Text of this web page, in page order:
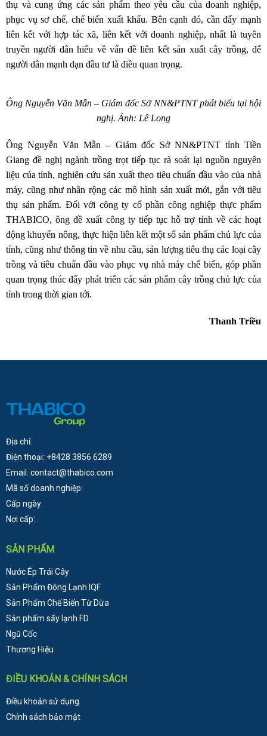
thụ và cung ứng các sản phẩm theo yêu cầu của doanh nghiệp,
phục vụ sơ chế, chế biến xuất khẩu. Bên cạnh đó, cần đẩy mạnh
liên kết với hợp tác xã, liên kết với doanh nghiệp, nhất là tuyên
truyền người dân hiểu về vấn đề liên kết sản xuất cây trồng, để
người dân mạnh dạn đầu tư là điều quan trọng.
Ông Nguyễn Văn Mẫn – Giám đốc Sở NN&PTNT phát biểu tại hội
nghị. Ảnh: Lê Long
Ông Nguyễn Văn Mẫn – Giám đốc Sở NN&PTNT tỉnh Tiền
Giang đề nghị ngành trồng trọt tiếp tục rà soát lại nguồn nguyên
liệu của tỉnh, nghiên cứu sản xuất theo tiêu chuẩn đầu vào của nhà
máy, cũng như nhân rộng các mô hình sản xuất mới, gắn với tiêu
thụ sản phẩm. Đối với công ty cổ phần công nghiệp thực phẩm
THABICO, ông đề xuất công ty tiếp tục hỗ trợ tỉnh về các hoạt
động khuyến nông, thực hiện liên kết một số sản phẩm chủ lực của
tỉnh, cũng như thông tin về nhu cầu, sản lượng tiêu thụ các loại cây
trồng và tiêu chuẩn đầu vào phục vụ nhà máy chế biến, góp phần
quan trọng thúc đẩy phát triển các sản phẩm cây trồng chủ lực của
tỉnh trong thời gian tới.
Thanh Triều
Địa chỉ:
Điện thoại: +8428 3856 6289
Email: contact@thabico.com
Mã số doanh nghiệp:
Cấp ngày:
Nơi cấp:
SẢN PHẨM
Nước Ép Trái Cây
Sản Phẩm Đông Lạnh IQF
Sản Phẩm Chế Biến Từ Dừa
Sản phẩm sấy lạnh FD
Ngũ Cốc
Thương Hiệu
ĐIỀU KHOẢN & CHÍNH SÁCH
Điều khoản sử dụng
Chính sách bảo mật